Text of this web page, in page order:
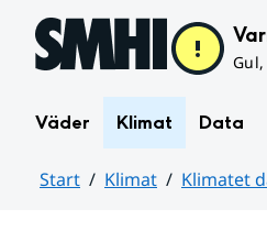
Hoppa till sidans innehåll
Väder Klimat Data
Start Klimat Klimatet